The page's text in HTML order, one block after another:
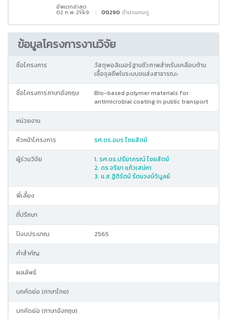
อัพเดทล่าสุด
02 ก.พ. 2569 00290 จำนวนคนดู
ข้อมูลโครงการงานวิจัย
ชื่อโครงการ
วัสดุพอลิเมอร์ฐานชีวภาพสำหรับเคลือบต้าน
เชื้อจุลชีพในระบบขนส่งสาธารณะ
ชื่อโครงการภาษาอังกฤษ
Bio-based polymer materials for
antimicrobial coating in public transport
หน่วยงาน
หัวหน้าโครงการ รศ.ดร.อมร ไชยสัตย์
ผู้ร่วมวิจัย
1. รศ.ดร.ปรียาภรณ์ ไชยสัตย์
2. ดร.จริยา แก้วเสน่หา
3. น.ส.ฐิติรัตน์ รัตนวงษ์วิบูลย์
พี่เลี้ยง
ที่ปรึกษา
ปีงบประมาณ 2565
คำสำคัญ
ผลลัพธ์
บทคัดย่อ (ภาษาไทย)
บทคัดย่อ (ภาษาอังกฤษ)